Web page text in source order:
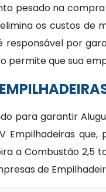
pesado na
os custos de
responsável por
permite que sua
para garantir
Empilhadeiras que,
a Combustão 2,5
de